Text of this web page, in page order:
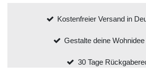
Kostenfreier Versand in
Gestalte deine
30 Tage